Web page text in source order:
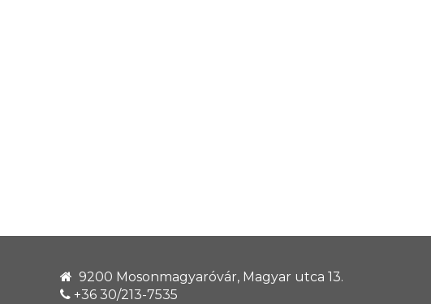
9200 Mosonmagyaróvár, Magyar utca 13.
+36 30/213-7535